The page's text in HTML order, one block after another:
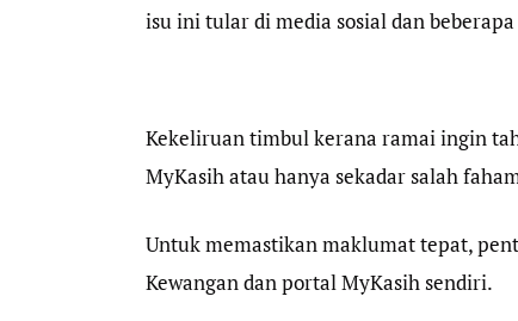
isu ini tular di media sosial dan
Kekeliruan timbul kerana ramai ingin
MyKasih atau hanya sekadar salah
Untuk memastikan maklumat tepat,
Kewangan dan portal MyKasih sendiri.